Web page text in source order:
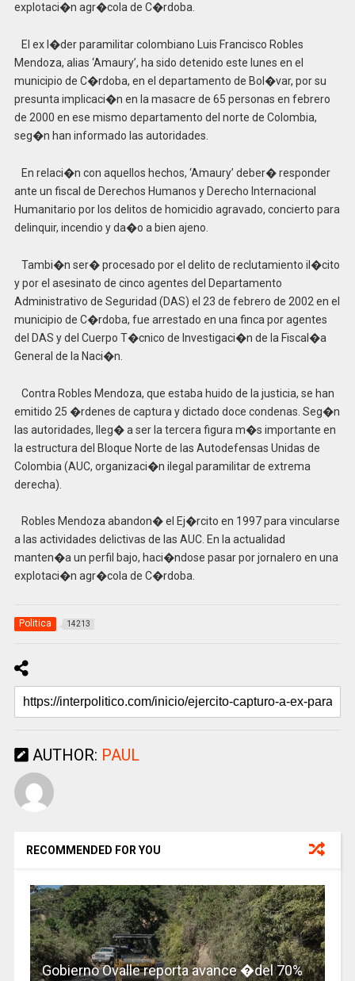
explotaci�n agr�cola de C�rdoba.
El ex l�der paramilitar colombiano Luis Francisco Robles
Mendoza, alias ‘Amaury’, ha sido detenido este lunes en el
municipio de C�rdoba, en el departamento de Bol�var, por su
presunta implicaci�n en la masacre de 65 personas en febrero
de 2000 en ese mismo departamento del norte de Colombia,
seg�n han informado las autoridades.
En relaci�n con aquellos hechos, ‘Amaury’ deber� responder
ante un fiscal de Derechos Humanos y Derecho Internacional
Humanitario por los delitos de homicidio agravado, concierto para
delinquir, incendio y da�o a bien ajeno.
Tambi�n ser� procesado por el delito de reclutamiento il�cito
y por el asesinato de cinco agentes del Departamento
Administrativo de Seguridad (DAS) el 23 de febrero de 2002 en el
municipio de C�rdoba, fue arrestado en una finca por agentes
del DAS y del Cuerpo T�cnico de Investigaci�n de la Fiscal�a
General de la Naci�n.
Contra Robles Mendoza, que estaba huido de la justicia, se han
emitido 25 �rdenes de captura y dictado doce condenas. Seg�n
las autoridades, lleg� a ser la tercera figura m�s importante en
la estructura del Bloque Norte de las Autodefensas Unidas de
Colombia (AUC, organizaci�n ilegal paramilitar de extrema
derecha).
Robles Mendoza abandon� el Ej�rcito en 1997 para vincularse
a las actividades delictivas de las AUC. En la actualidad
manten�a un perfil bajo, haci�ndose pasar por jornalero en una
explotaci�n agr�cola de C�rdoba.
Politica 14213
AUTHOR: PAUL
RECOMMENDED FOR YOU
Gobierno Ovalle reporta avance �del 70%